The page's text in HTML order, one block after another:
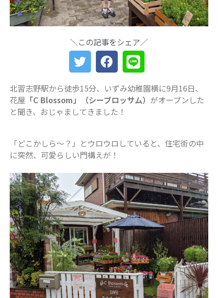
ららぽーとTOKYO-BAY 北館リニュー
アル ますます子連れにやさしい場所
に
災害時に“わが子を守る準備”を。海神
町南のLintos café×glico赤ちゃん向け
防災セミナー開催
で優勝を果たしたママリフター きっ
かけは産後ダイエット
女性の自由な働き方を求めて…「子育
ナチュリ）
表示できるコメントはありません。
アーカイブ
2025年11月
2025年7月
2025年6月
2025年5月
2025年4月
2025年3月
＼この記事をシェア／
北習志野駅から徒歩15分、いずみ幼稚園横に9月16日、
花屋 「C Blossom」（シーブロッサム） がオープンした
と聞き、おじゃましてきました！
「どこかしら～？」とウロウロしていると、住宅街の中
に突然、可愛らしい門構えが！